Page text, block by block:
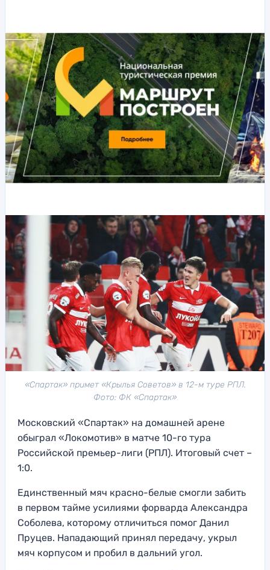
«Спартак» примет «Крылья Советов» в 12-м туре РПЛ.
Фото: ФК «Спартак»
Московский «Спартак» на домашней арене
обыграл «Локомотив» в матче 10-го тура
Российской премьер-лиги (РПЛ). Итоговый счет –
1:0.
Единственный мяч красно-белые смогли забить
в первом тайме усилиями форварда Александра
Соболева, которому отличиться помог Данил
Пруцев. Нападающий принял передачу, укрыл
мяч корпусом и пробил в дальний угол.